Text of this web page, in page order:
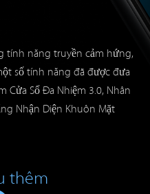
tính năng truyền cảm hứng,
số tính năng đã được đưa
Cửa Sổ Đa Nhiệm 3.0, Nhân
Nhận Diện Khuôn Mặt
thêm